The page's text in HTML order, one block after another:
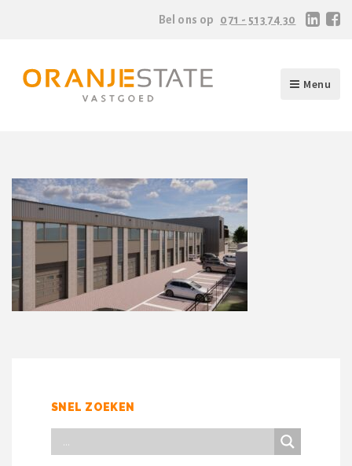
Bel ons op 071 - 513 74 30
Menu
SNEL ZOEKEN